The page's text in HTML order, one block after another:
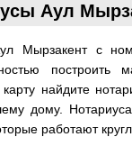
Аул
Мырзакент с
построить
карту найдите
дому.
работают